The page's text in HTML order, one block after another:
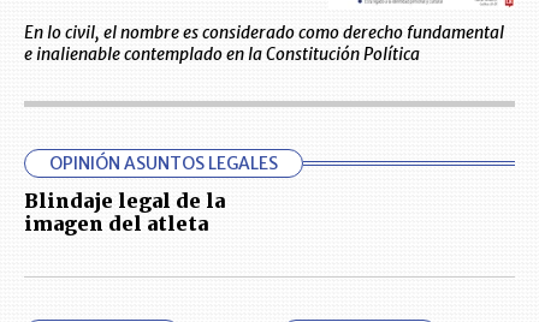
En lo civil, el nombre es considerado como derecho fundamental
e inalienable contemplado en la Constitución Política
OPINIÓN ASUNTOS LEGALES
Blindaje legal de la
imagen del atleta